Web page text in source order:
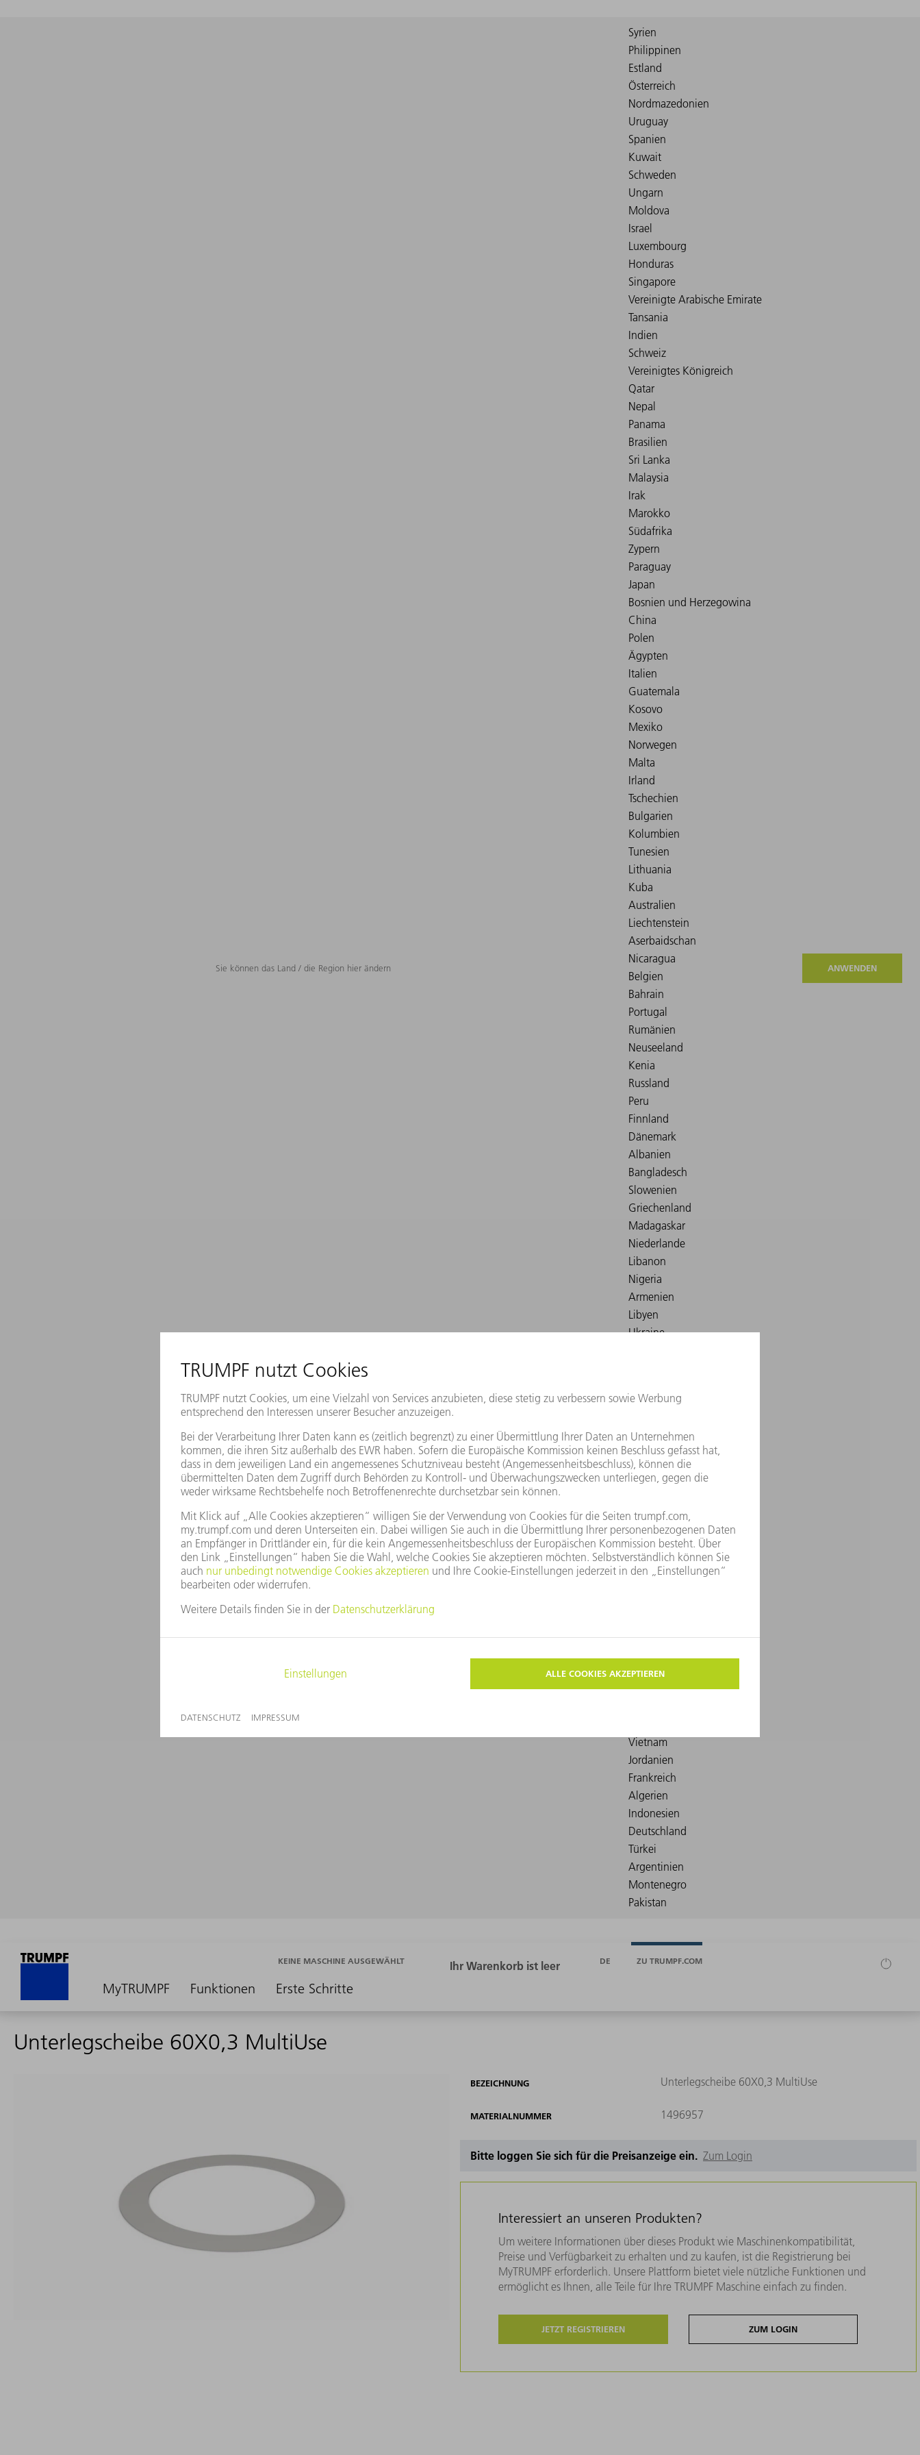
Sie können das Land / die Region hier ändern ANWENDEN
MyTRUMPF Funktionen Erste Schritte
KEINE MASCHINE AUSGEWÄHLT DE ZU TRUMPF.COM
Unterlegscheibe 60X0,3 MultiUse
BEZEICHNUNG Unterlegscheibe 60X0,3 MultiUse
MATERIALNUMMER 1496957
Bitte loggen Sie sich für die Preisanzeige ein. Zum Login
Interessiert an unseren Produkten?
Um weitere Informationen über dieses Produkt wie Maschinenkompatibilität,
Preise und Verfügbarkeit zu erhalten und zu kaufen, ist die Registrierung bei
MyTRUMPF erforderlich. Unsere Plattform bietet viele nützliche Funktionen und
ermöglicht es Ihnen, alle Teile für Ihre TRUMPF Maschine einfach zu finden.
JETZT REGISTRIEREN ZUM LOGIN